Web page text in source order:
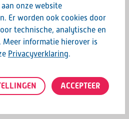
bent op deze dag.
kan je contact opnemen met
88 of stuur een mail naar
. Hopelijk tot dan!
onze website
Er worden ook cookies door
technische, analytische en
Meer informatie hierover is
Privacyverklaring.
ACCEPTEER